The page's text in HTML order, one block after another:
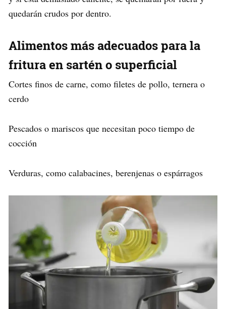
quedarán crudos por dentro.
Alimentos más adecuados para la
fritura en sartén o superficial
Cortes finos de carne, como filetes de pollo, ternera o
cerdo
Pescados o mariscos que necesitan poco tiempo de
cocción
Verduras, como calabacines, berenjenas o espárragos